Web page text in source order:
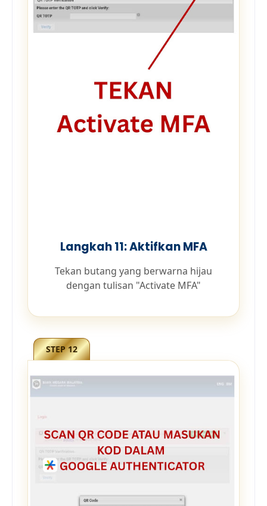
Langkah 11: Aktifkan MFA
Tekan butang yang berwarna hijau
dengan tulisan "Activate MFA"
STEP 12